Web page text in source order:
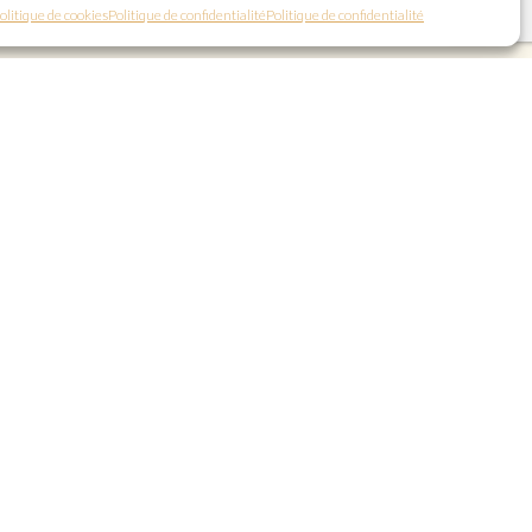
de cookiesPolitique de confidentialitéPolitique de confidentialité